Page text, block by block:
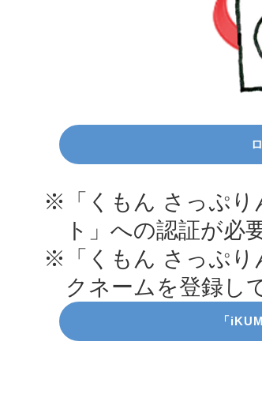
※「くもん さっぷり
ト」への認証が必
※「くもん さっぷり
クネームを登録し
「